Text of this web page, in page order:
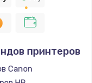
принтеров
Canon